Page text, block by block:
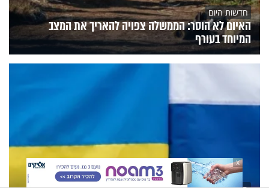
חדשות היום
האיום לא הוסר: הממשלה צפויה להאריך את המצב
המיוחד בעורף
X